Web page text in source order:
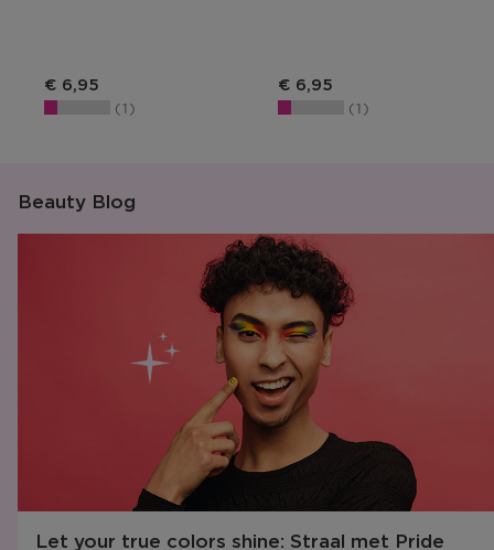
Productprijs
€ 6,95
1
Productprijs
€ 6,95
1
Beauty Blog
Let your true colors shine: Straal met Pride